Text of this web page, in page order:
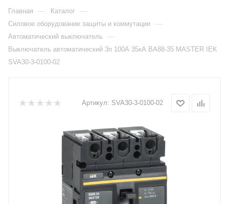
Главная — Каталог —
Силовое оборудование защиты и коммутации —
Автоматический выключатель —
Выключатель автоматический 3п 100А 35кА ВА88-35 MASTER IEK
SVA30-3-0100-02
Артикул: SVA30-3-0100-02